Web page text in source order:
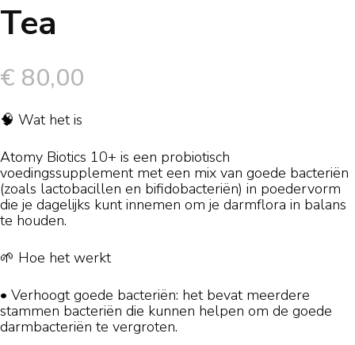
Tea
€ 80,00
🧠 Wat het is
Atomy Biotics 10+ is een probiotisch
voedingssupplement met een mix van goede bacteriën
(zoals lactobacillen en bifidobacteriën) in poedervorm
die je dagelijks kunt innemen om je darmflora in balans
te houden.
🌱 Hoe het werkt
• Verhoogt goede bacteriën: het bevat meerdere
stammen bacteriën die kunnen helpen om de goede
darmbacteriën te vergroten.